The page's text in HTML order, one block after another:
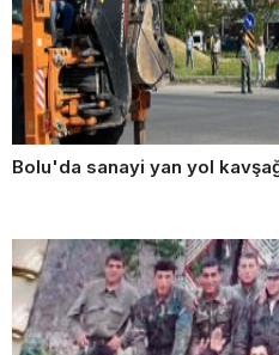
Bolu'da sanayi yan yol